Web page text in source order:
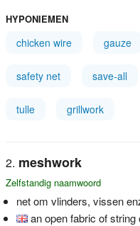
HYPONIEMEN
chicken wire gauze
safety net save-all
tulle grillwork
meshwork
Zelfstandig naamwoord
net om vlinders, vissen
an open fabric of